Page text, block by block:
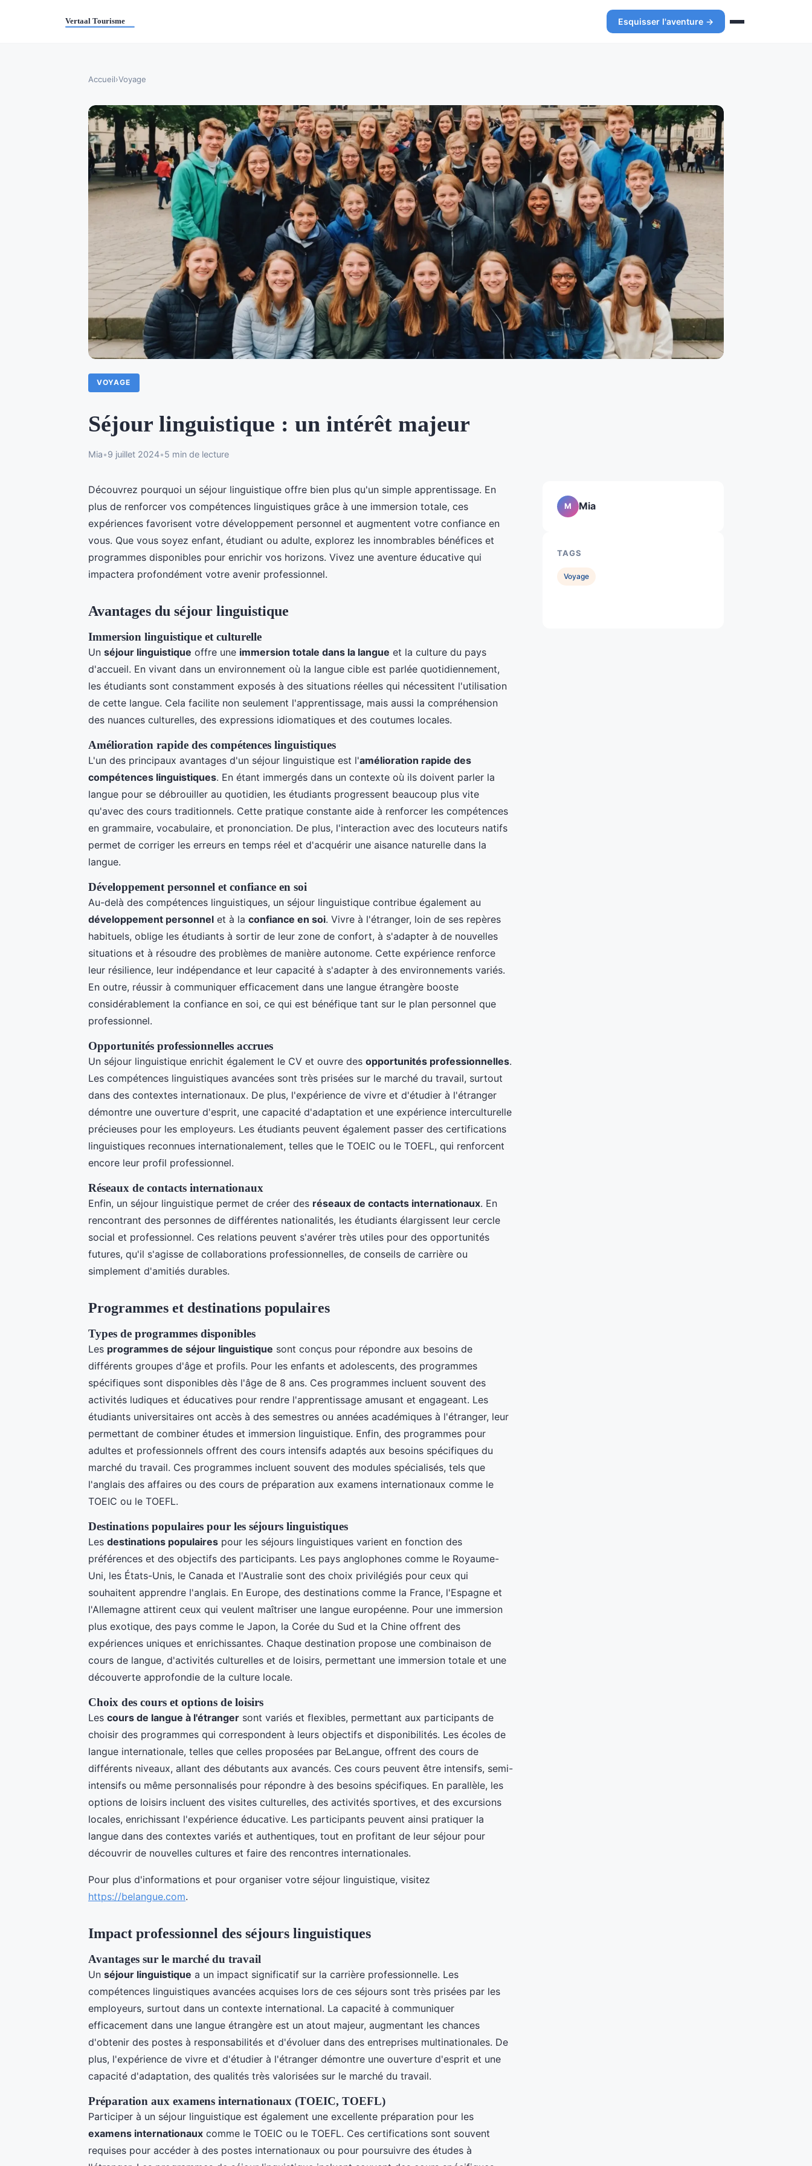
Esquisser l'aventure →
Accueil›Voyage
VOYAGE
Séjour linguistique : un intérêt majeur
Mia•9 juillet 2024•5 min de lecture
Découvrez pourquoi un séjour linguistique offre bien plus qu'un simple apprentissage. En
plus de renforcer vos compétences linguistiques grâce à une immersion totale, ces
expériences favorisent votre développement personnel et augmentent votre confiance en
vous. Que vous soyez enfant, étudiant ou adulte, explorez les innombrables bénéfices et
programmes disponibles pour enrichir vos horizons. Vivez une aventure éducative qui
impactera profondément votre avenir professionnel.
Avantages du séjour linguistique
Immersion linguistique et culturelle
Un séjour linguistique offre une immersion totale dans la langue et la culture du pays
d'accueil. En vivant dans un environnement où la langue cible est parlée quotidiennement,
les étudiants sont constamment exposés à des situations réelles qui nécessitent l'utilisation
de cette langue. Cela facilite non seulement l'apprentissage, mais aussi la compréhension
des nuances culturelles, des expressions idiomatiques et des coutumes locales.
Amélioration rapide des compétences linguistiques
L'un des principaux avantages d'un séjour linguistique est l'amélioration rapide des
compétences linguistiques. En étant immergés dans un contexte où ils doivent parler la
langue pour se débrouiller au quotidien, les étudiants progressent beaucoup plus vite
qu'avec des cours traditionnels. Cette pratique constante aide à renforcer les compétences
en grammaire, vocabulaire, et prononciation. De plus, l'interaction avec des locuteurs natifs
permet de corriger les erreurs en temps réel et d'acquérir une aisance naturelle dans la
langue.
Développement personnel et confiance en soi
Au-delà des compétences linguistiques, un séjour linguistique contribue également au
développement personnel et à la confiance en soi. Vivre à l'étranger, loin de ses repères
habituels, oblige les étudiants à sortir de leur zone de confort, à s'adapter à de nouvelles
situations et à résoudre des problèmes de manière autonome. Cette expérience renforce
leur résilience, leur indépendance et leur capacité à s'adapter à des environnements variés.
En outre, réussir à communiquer efficacement dans une langue étrangère booste
considérablement la confiance en soi, ce qui est bénéfique tant sur le plan personnel que
professionnel.
Opportunités professionnelles accrues
Un séjour linguistique enrichit également le CV et ouvre des opportunités professionnelles.
Les compétences linguistiques avancées sont très prisées sur le marché du travail, surtout
dans des contextes internationaux. De plus, l'expérience de vivre et d'étudier à l'étranger
démontre une ouverture d'esprit, une capacité d'adaptation et une expérience interculturelle
précieuses pour les employeurs. Les étudiants peuvent également passer des certifications
linguistiques reconnues internationalement, telles que le TOEIC ou le TOEFL, qui renforcent
encore leur profil professionnel.
Réseaux de contacts internationaux
Enfin, un séjour linguistique permet de créer des réseaux de contacts internationaux. En
rencontrant des personnes de différentes nationalités, les étudiants élargissent leur cercle
social et professionnel. Ces relations peuvent s'avérer très utiles pour des opportunités
futures, qu'il s'agisse de collaborations professionnelles, de conseils de carrière ou
simplement d'amitiés durables.
Programmes et destinations populaires
Types de programmes disponibles
Les programmes de séjour linguistique sont conçus pour répondre aux besoins de
différents groupes d'âge et profils. Pour les enfants et adolescents, des programmes
spécifiques sont disponibles dès l'âge de 8 ans. Ces programmes incluent souvent des
activités ludiques et éducatives pour rendre l'apprentissage amusant et engageant. Les
étudiants universitaires ont accès à des semestres ou années académiques à l'étranger, leur
permettant de combiner études et immersion linguistique. Enfin, des programmes pour
adultes et professionnels offrent des cours intensifs adaptés aux besoins spécifiques du
marché du travail. Ces programmes incluent souvent des modules spécialisés, tels que
l'anglais des affaires ou des cours de préparation aux examens internationaux comme le
TOEIC ou le TOEFL.
Destinations populaires pour les séjours linguistiques
Les destinations populaires pour les séjours linguistiques varient en fonction des
préférences et des objectifs des participants. Les pays anglophones comme le Royaume-
Uni, les États-Unis, le Canada et l'Australie sont des choix privilégiés pour ceux qui
souhaitent apprendre l'anglais. En Europe, des destinations comme la France, l'Espagne et
l'Allemagne attirent ceux qui veulent maîtriser une langue européenne. Pour une immersion
plus exotique, des pays comme le Japon, la Corée du Sud et la Chine offrent des
expériences uniques et enrichissantes. Chaque destination propose une combinaison de
cours de langue, d'activités culturelles et de loisirs, permettant une immersion totale et une
découverte approfondie de la culture locale.
Choix des cours et options de loisirs
Les cours de langue à l'étranger sont variés et flexibles, permettant aux participants de
choisir des programmes qui correspondent à leurs objectifs et disponibilités. Les écoles de
langue internationale, telles que celles proposées par BeLangue, offrent des cours de
différents niveaux, allant des débutants aux avancés. Ces cours peuvent être intensifs, semi-
intensifs ou même personnalisés pour répondre à des besoins spécifiques. En parallèle, les
options de loisirs incluent des visites culturelles, des activités sportives, et des excursions
locales, enrichissant l'expérience éducative. Les participants peuvent ainsi pratiquer la
langue dans des contextes variés et authentiques, tout en profitant de leur séjour pour
découvrir de nouvelles cultures et faire des rencontres internationales.
Pour plus d'informations et pour organiser votre séjour linguistique, visitez
https://belangue.com.
Impact professionnel des séjours linguistiques
Avantages sur le marché du travail
Un séjour linguistique a un impact significatif sur la carrière professionnelle. Les
compétences linguistiques avancées acquises lors de ces séjours sont très prisées par les
employeurs, surtout dans un contexte international. La capacité à communiquer
efficacement dans une langue étrangère est un atout majeur, augmentant les chances
d'obtenir des postes à responsabilités et d'évoluer dans des entreprises multinationales. De
plus, l'expérience de vivre et d'étudier à l'étranger démontre une ouverture d'esprit et une
capacité d'adaptation, des qualités très valorisées sur le marché du travail.
Préparation aux examens internationaux (TOEIC, TOEFL)
Participer à un séjour linguistique est également une excellente préparation pour les
examens internationaux comme le TOEIC ou le TOEFL. Ces certifications sont souvent
requises pour accéder à des postes internationaux ou pour poursuivre des études à
M Mia
TAGS
Voyage